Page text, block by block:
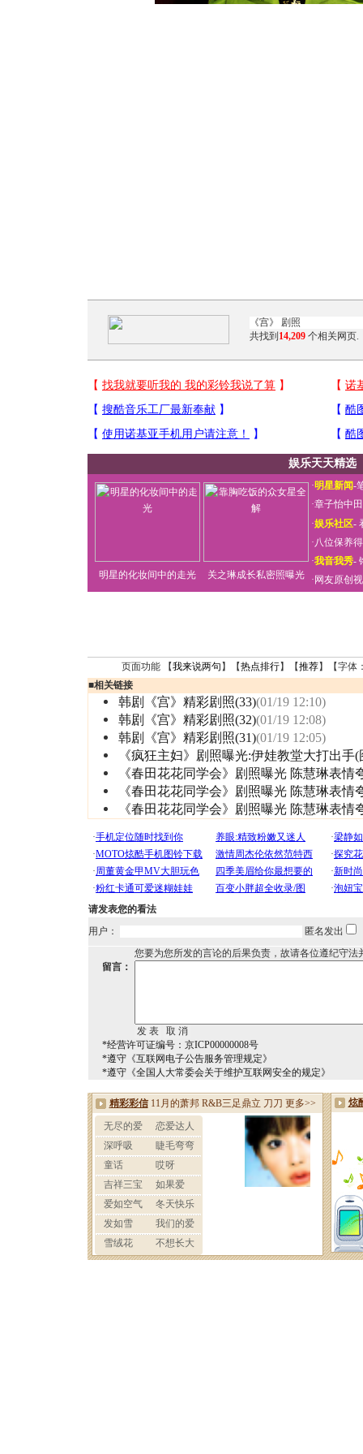
共找到 14,209 个相关网页.
娱乐天天精选
明星的化妆间中的走光 关之琳成长私密照曝光
·明星新闻-
·章子怡中
·娱乐社区-
·八位保养
·我音我秀-
· 网友原创
页面功能 【我来说两句 】【热点排行】【推荐】【字体
■相关链接
韩剧《宫》精彩剧照(33)(01/19 12:10)
韩剧《宫》精彩剧照(32)(01/19 12:08)
韩剧《宫》精彩剧照(31)(01/19 12:05)
《疯狂主妇》剧照曝光:伊娃教堂大打出手(
《春田花花同学会》剧照曝光 陈慧琳表情
《春田花花同学会》剧照曝光 陈慧琳表情
《春田花花同学会》剧照曝光 陈慧琳表情
请发表您的看法
用户：
匿名发出
您要为您所发的言论的后果负责，故请各位遵纪守法
留言：
*经营许可证编号：京ICP00000008号
*遵守《互联网电子公告服务管理规定》
*遵守《全国人大常委会关于维护互联网安全的规定》